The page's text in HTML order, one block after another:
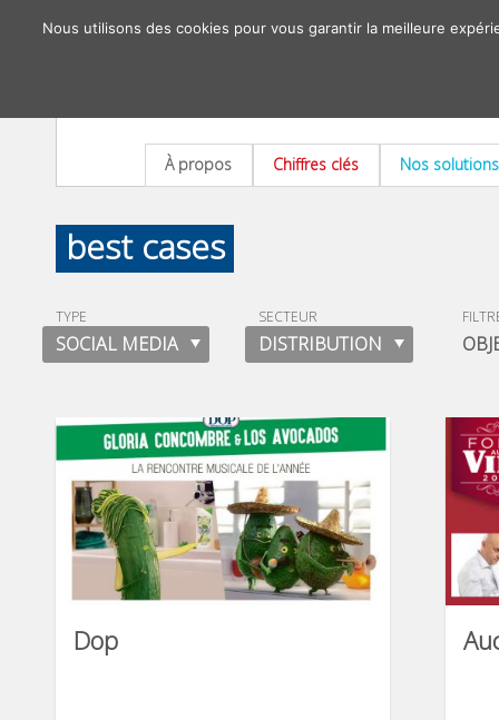
À propos Chiffres clés Nos solutions
best cases
TYPE
SOCIAL MEDIA
SECTEUR
DISTRIBUTION
Dop
Nous utilisons des cookies pour vous garantir la meilleure